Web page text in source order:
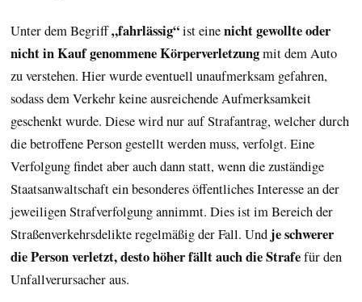
Unter dem Begriff„fahrlässig“ist einenicht gewollte oder
nicht in Kauf genommene Körperverletzungmit dem Auto
zu verstehen. Hier wurde eventuell unaufmerksam gefahren,
sodass dem Verkehr keine ausreichende Aufmerksamkeit
geschenkt wurde. Diese wird nur auf Strafantrag, welcher durch
die betroffene Person gestellt werden muss, verfolgt. Eine
Verfolgung findet aber auch dann statt, wenn die zuständige
Staatsanwaltschaft ein besonderes öffentliches Interesse an der
jeweiligen Strafverfolgung annimmt. Dies ist im Bereich der
Straßenverkehrsdelikte regelmäßig der Fall. Und je schwerer
die Person verletzt, desto höher fällt auch die Strafefür den
Unfallverursacher aus.